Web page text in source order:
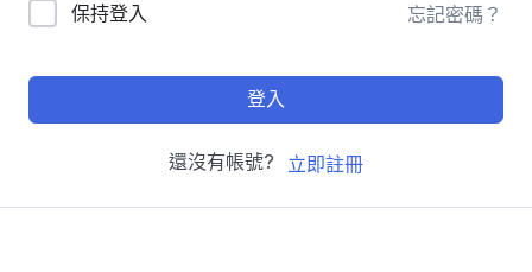
保持登入 忘記密碼？
登入
還沒有帳號? 立即註冊